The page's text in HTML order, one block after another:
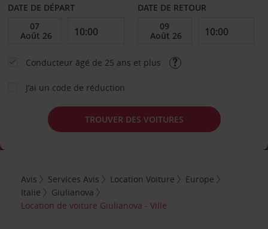
DATE DE DÉPART DATE DE RETOUR
Conducteur âgé de 25 ans et plus
J’ai un code de réduction
TROUVER DES VOITURES
Avis Services Avis Location Voiture
Europe
Italie
Giulianova
Location de voiture Giulianova - Ville